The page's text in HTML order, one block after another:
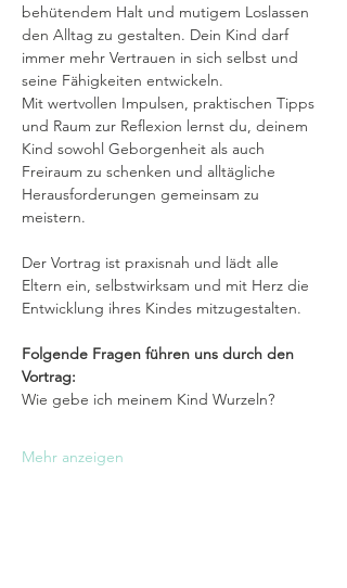
behütendem Halt und mutigem Loslassen
den Alltag zu gestalten. Dein Kind darf
immer mehr Vertrauen in sich selbst und
seine Fähigkeiten entwickeln.
Mit wertvollen Impulsen, praktischen Tipps
und Raum zur Reflexion lernst du, deinem
Kind sowohl Geborgenheit als auch
Freiraum zu schenken und alltägliche
Herausforderungen gemeinsam zu
meistern.
Der Vortrag ist praxisnah und lädt alle
Eltern ein, selbstwirksam und mit Herz die
Entwicklung ihres Kindes mitzugestalten.
Folgende Fragen führen uns durch den
Vortrag:
Wie gebe ich meinem Kind Wurzeln?
Mehr anzeigen